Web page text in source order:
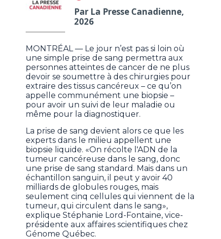
Par La Presse Canadienne,
2026
MONTRÉAL — Le jour n’est pas si loin où
une simple prise de sang permettra aux
personnes atteintes de cancer de ne plus
devoir se soumettre à des chirurgies pour
extraire des tissus cancéreux – ce qu’on
appelle communément une biopsie –
pour avoir un suivi de leur maladie ou
même pour la diagnostiquer.
La prise de sang devient alors ce que les
experts dans le milieu appellent une
biopsie liquide. «On récolte l'ADN de la
tumeur cancéreuse dans le sang, donc
une prise de sang standard. Mais dans un
échantillon sanguin, il peut y avoir 40
milliards de globules rouges, mais
seulement cinq cellules qui viennent de la
tumeur, qui circulent dans le sang»,
explique Stéphanie Lord-Fontaine, vice-
présidente aux affaires scientifiques chez
Génome Québec.